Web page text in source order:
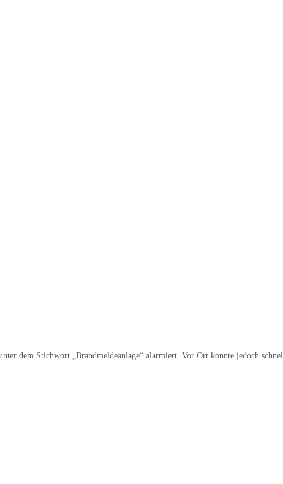
dem Stichwort „Brandmeldeanlage“ alarmiert. Vor Ort konnte jedoch